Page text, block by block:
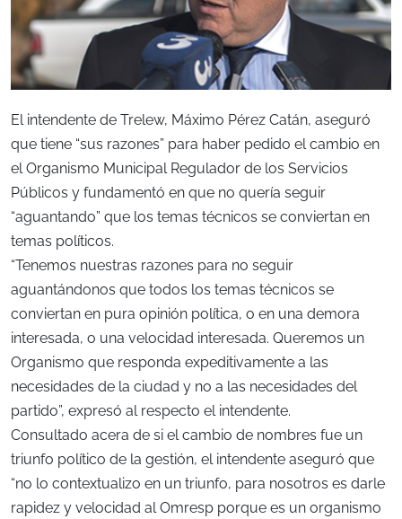
El intendente de Trelew, Máximo Pérez Catán, aseguró
que tiene “sus razones” para haber pedido el cambio en
el Organismo Municipal Regulador de los Servicios
Públicos y fundamentó en que no quería seguir
“aguantando” que los temas técnicos se conviertan en
temas políticos.
“Tenemos nuestras razones para no seguir
aguantándonos que todos los temas técnicos se
conviertan en pura opinión política, o en una demora
interesada, o una velocidad interesada. Queremos un
Organismo que responda expeditivamente a las
necesidades de la ciudad y no a las necesidades del
partido”, expresó al respecto el intendente.
Consultado acera de si el cambio de nombres fue un
triunfo político de la gestión, el intendente aseguró que
“no lo contextualizo en un triunfo, para nosotros es darle
rapidez y velocidad al Omresp porque es un organismo